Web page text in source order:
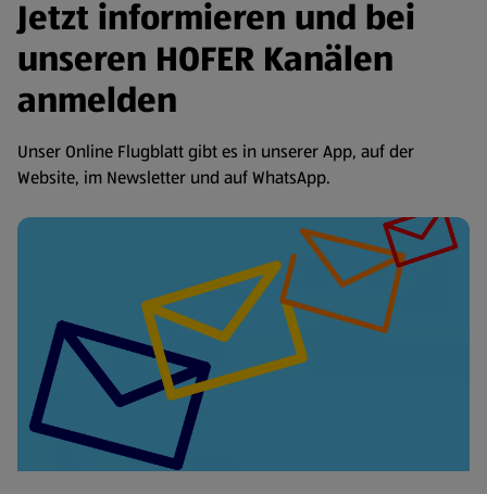
Jetzt informieren und bei
unseren HOFER Kanälen
anmelden
Unser Online Flugblatt gibt es in unserer App, auf der
Website, im Newsletter und auf WhatsApp.